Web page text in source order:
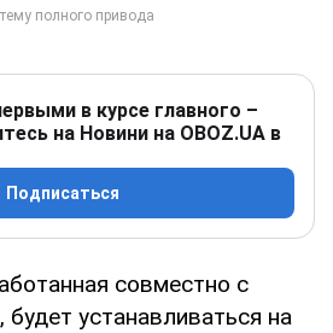
в курсе главного –
на Новини на OBOZ.UA в
Подписаться
совместно с
будет устанавливаться на